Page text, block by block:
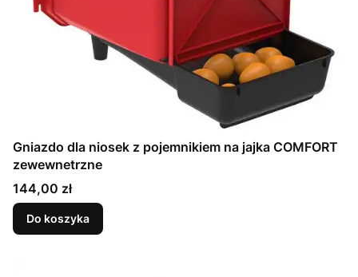
Gniazdo dla niosek z pojemnikiem na jajka COMFORT
zewewnetrzne
Cena
144,00 zł
Do koszyka